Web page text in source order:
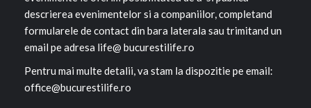
descrierea evenimentelor si a companiilor, completand
formularele de contact din bara laterala sau trimitand un
email pe adresa life@ bucurestilife.ro
Pentru mai multe detalii, va stam la dispozitie pe email:
office@bucurestilife.ro